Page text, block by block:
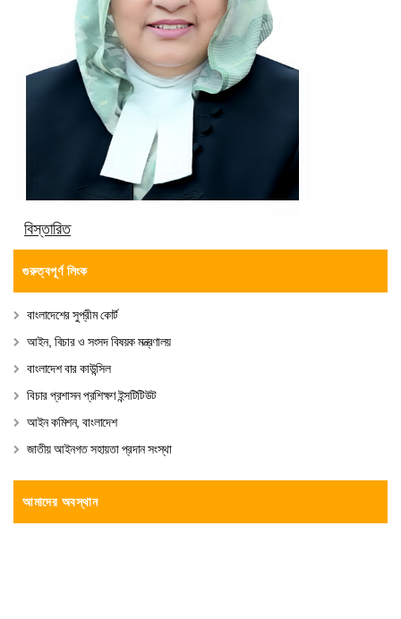
বিস্তারিত
গুরুত্বপূর্ণ লিংক
বাংলাদেশের সুপ্রীম কোর্ট
আইন, বিচার ও সংসদ বিষয়ক মন্ত্রণালয়
বাংলাদেশ বার কাউন্সিল
বিচার প্রশাসন প্রশিক্ষণ ইন্সটিটিউট
আইন কমিশন, বাংলাদেশ
জাতীয় আইনগত সহায়তা প্রদান সংস্থা
আমাদের অবস্থান